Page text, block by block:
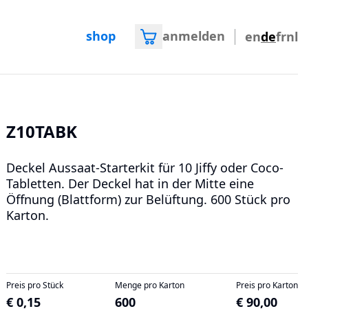
shop anmelden endefrnl
Z10TABK
Deckel Aussaat-Starterkit für 10 Jiffy oder Coco-
Tabletten. Der Deckel hat in der Mitte eine
Öffnung (Blattform) zur Belüftung. 600 Stück pro
Karton.
Preis pro Stück
€ 0,15
Menge pro Karton
600
Preis pro Karton
€ 90,00